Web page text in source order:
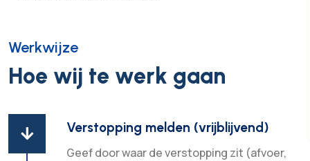
Werkwijze
Hoe wij te werk gaan
 Verstopping melden (vrijblijvend)
Geef door waar de verstopping zit (afvoer,